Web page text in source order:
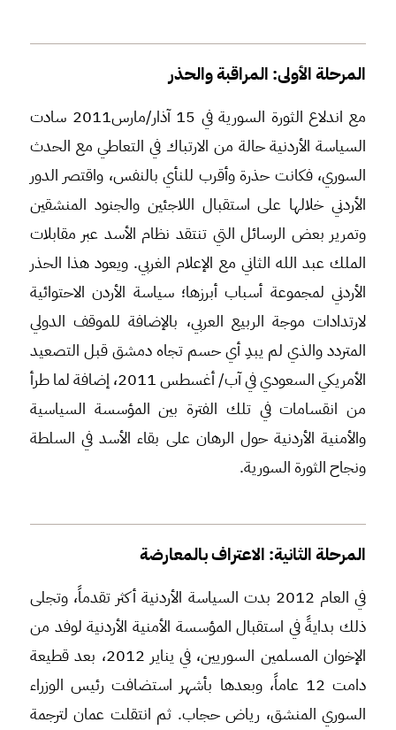
المرحلة الأولى: المراقبة والحذر
مع اندلاع الثورة السورية في 15 آذار/مارس2011 سادت
السياسة الأردنية حالة من الارتباك في التعاطي مع الحدث
السوري، فكانت حذرة وأقرب للنأي بالنفس، واقتصر الدور
الأردني خلالها على استقبال اللاجئين والجنود المنشقين
وتمرير بعض الرسائل التي تنتقد نظام الأسد عبر مقابلات
الملك عبد الله الثاني مع الإعلام الغربي. ويعود هذا الحذر
الأردني لمجموعة أسباب أبرزها؛ سياسة الأردن الاحتوائية
لارتدادات موجة الربيع العربي، بالإضافة للموقف الدولي
المتردد والذي لم يبدِ أي حسم تجاه دمشق قبل التصعيد
الأمريكي السعودي في آب/ أغسطس 2011، إضافة لما طرأ
من انقسامات في تلك الفترة بين المؤسسة السياسية
والأمنية الأردنية حول الرهان على بقاء الأسد في السلطة
ونجاح الثورة السورية.
المرحلة الثانية: الاعتراف بالمعارضة
في العام 2012 بدت السياسة الأردنية أكثر تقدماً، وتجلى
ذلك بدايةً في استقبال المؤسسة الأمنية الأردنية لوفد من
الإخوان المسلمين السوريين، في يناير 2012، بعد قطيعة
دامت 12 عاماً، وبعدها بأشهر استضافت رئيس الوزراء
السوري المنشق، رياض حجاب. ثم انتقلت عمان لترجمة